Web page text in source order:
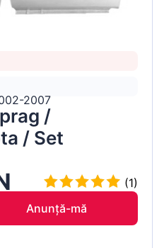
2007
/
/ Set
(1)
Anunță-mă